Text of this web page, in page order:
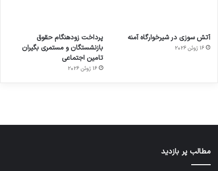
آتش سوزی در شیرخوارگاه آمنه
16 ژوئن 2026
پرداخت زودهنگام حقوق
بازنشستگان و مستمری بگیران
تامین اجتماعی
16 ژوئن 2026
برای
کشف
توسط
مجازی
…
ساعت
هوشمند
با طعم
توسط
ژاکت
در
های
2023
توسط
مطالب پر بازدید